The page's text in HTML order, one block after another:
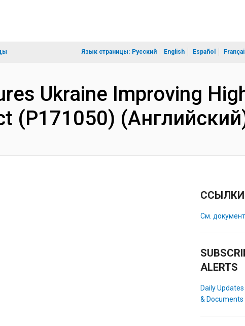
Язык страницы: Русский English Español
Ukraine Improving
(P171050)
ССЫЛКИ
См.
ALERTS
Daily
& Documents